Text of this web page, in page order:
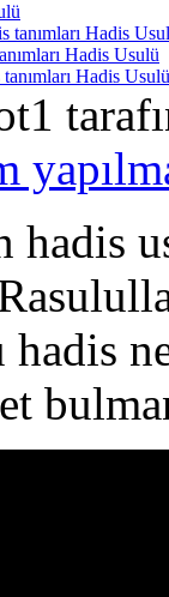
tanımları Hadis
Hadis Usulü
Hadis Usulü
hadis
hadis